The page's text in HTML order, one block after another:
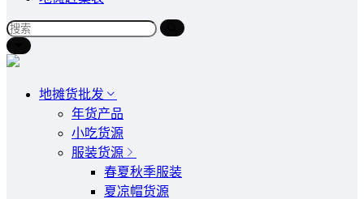
地摊货批发
年货产品
小吃货源
服装货源
春夏秋季服装
夏凉帽货源